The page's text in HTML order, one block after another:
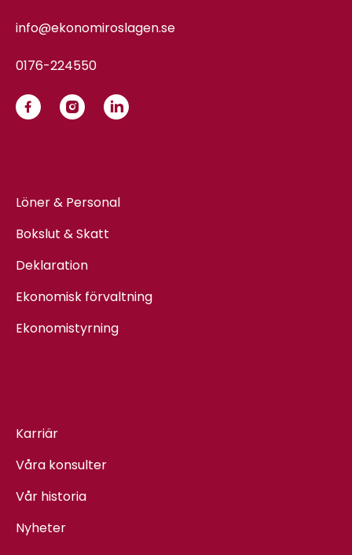
info@ekonomiroslagen.se
0176-224550
Löner & Personal
Bokslut & Skatt
Deklaration
Ekonomisk förvaltning
Ekonomistyrning
Karriär
Våra konsulter
Vår historia
Nyheter